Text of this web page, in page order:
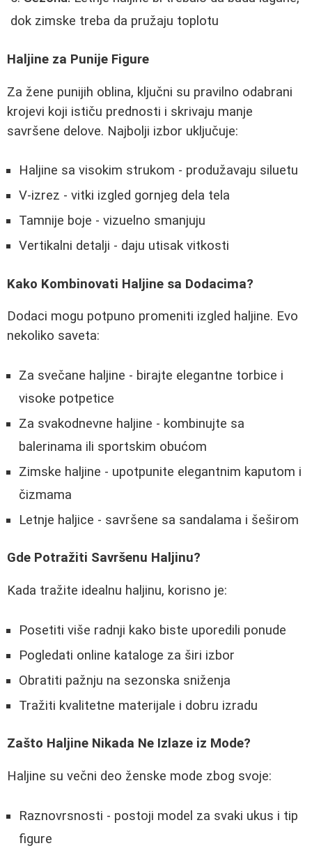
dok zimske treba da pružaju toplotu
Haljine za Punije Figure
Za žene punijih oblina, ključni su pravilno odabrani
krojevi koji ističu prednosti i skrivaju manje
savršene delove. Najbolji izbor uključuje:
Haljine sa visokim strukom - produžavaju siluetu
V-izrez - vitki izgled gornjeg dela tela
Tamnije boje - vizuelno smanjuju
Vertikalni detalji - daju utisak vitkosti
Kako Kombinovati Haljine sa Dodacima?
Dodaci mogu potpuno promeniti izgled haljine. Evo
nekoliko saveta:
Za svečane haljine - birajte elegantne torbice i
visoke potpetice
Za svakodnevne haljine - kombinujte sa
balerinama ili sportskim obućom
Zimske haljine - upotpunite elegantnim kaputom i
čizmama
Letnje haljice - savršene sa sandalama i šeširom
Gde Potražiti Savršenu Haljinu?
Kada tražite idealnu haljinu, korisno je:
Posetiti više radnji kako biste uporedili ponude
Pogledati online kataloge za širi izbor
Obratiti pažnju na sezonska sniženja
Tražiti kvalitetne materijale i dobru izradu
Zašto Haljine Nikada Ne Izlaze iz Mode?
Haljine su večni deo ženske mode zbog svoje:
Raznovrsnosti - postoji model za svaki ukus i tip
figure